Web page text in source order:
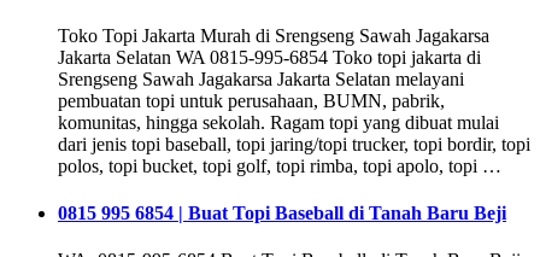
Toko Topi Jakarta Murah di Srengseng Sawah Jagakarsa
Jakarta Selatan WA 0815-995-6854 Toko topi jakarta di
Srengseng Sawah Jagakarsa Jakarta Selatan melayani
pembuatan topi untuk perusahaan, BUMN, pabrik,
komunitas, hingga sekolah. Ragam topi yang dibuat mulai
dari jenis topi baseball, topi jaring/topi trucker, topi bordir, topi
polos, topi bucket, topi golf, topi rimba, topi apolo, topi …
0815 995 6854 | Buat Topi Baseball di Tanah Baru Beji